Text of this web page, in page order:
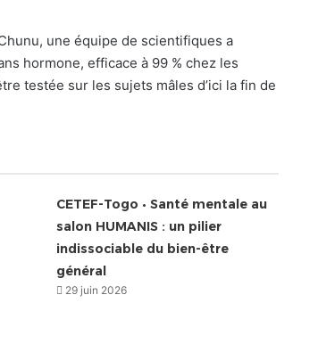
une équipe de scientifiques a
hormone, efficace à 99 % chez les
testée sur les sujets mâles d’ici la fin de
CETEF-Togo • Santé mentale au
salon HUMANIS : un pilier
indissociable du bien-être
général
29 juin 2026